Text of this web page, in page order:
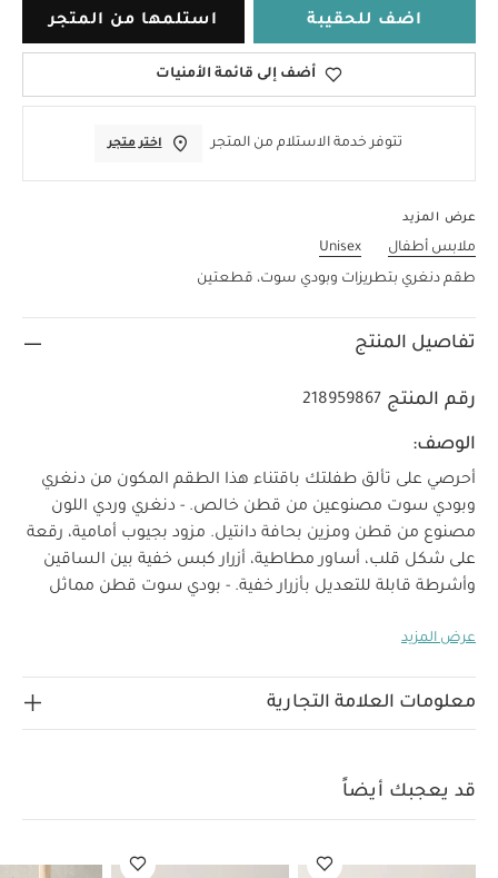
اضف للحقيبة استلمها من المتجر
أضف إلى قائمة الأمنيات
تتوفر خدمة الاستلام من المتجر اختر متجر
عرض المزيد
ملابس أطفال
Unisex
طقم دنغري بتطريزات وبودي سوت، قطعتين
تفاصيل المنتج
رقم المنتج 218959867
الوصف:
أحرصي على تألق طفلتك باقتناء هذا الطقم المكون من دنغري
وبودي سوت مصنوعين من قطن خالص. - دنغري وردي اللون
مصنوع من قطن ومزين بحافة دانتيل. مزود بجيوب أمامية، رقعة
على شكل قلب، أساور مطاطية، أزرار كبس خفية بين الساقين
وأشرطة قابلة للتعديل بأزرار خفية. - بودي سوت قطن مماثل
أزرار كبس بين الساقين والظهر.
سوت مصنوعين من قطن خالص. صنع الدنغري الوردي من
للتعديل بأزرار خفية. صمم البودي سوت المماثل بنقشة زهور
ويتميز بأكمام طويلة، أساور مطاطية مكشكشة. يغلق بأزرار
تعليمات العناية/الإرشادات:
يُغسل على درجة حرارة 40
عرض المزيد
معلومات العلامة التجارية
قد يعجبك أيضاً